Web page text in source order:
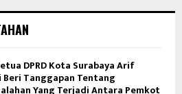
DPRD Kota Surabaya Arif
Beri Tanggapan Tentang
Yang Terjadi Antara Pemkot